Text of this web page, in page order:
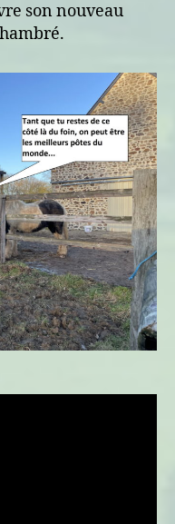
son nouveau